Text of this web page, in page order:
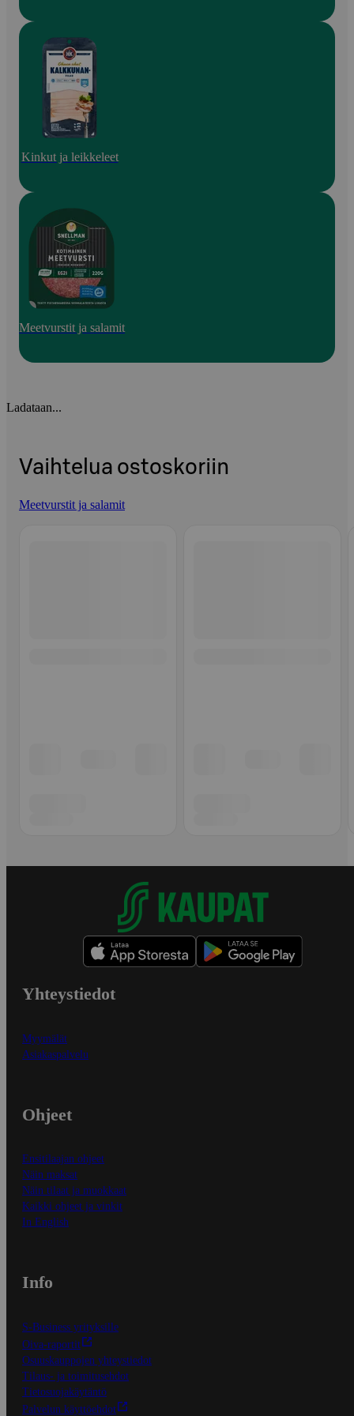
Kinkut ja leikkeleet
Meetvurstit ja salamit
Ladataan...
Vaihtelua ostoskoriin
Meetvurstit ja salamit
Yhteystiedot
Myymälät
Asiakaspalvelu
Ohjeet
Ensitilaajan ohjeet
Näin maksat
Näin tilaat ja muokkaat
Kaikki ohjeet ja vinkit
In English
Info
S-Business yrityksille
Oiva-raportit
Osuuskauppojen yhteystiedot
Tilaus- ja toimitusehdot
Tietosuojakäytäntö
Palvelun käyttöehdot